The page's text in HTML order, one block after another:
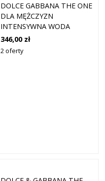
DOLCE GABBANA THE ONE
DLA MĘŻCZYZN
INTENSYWNA WODA
PERFUMOWANA EDP - 50ML
346,00 zł
2 oferty